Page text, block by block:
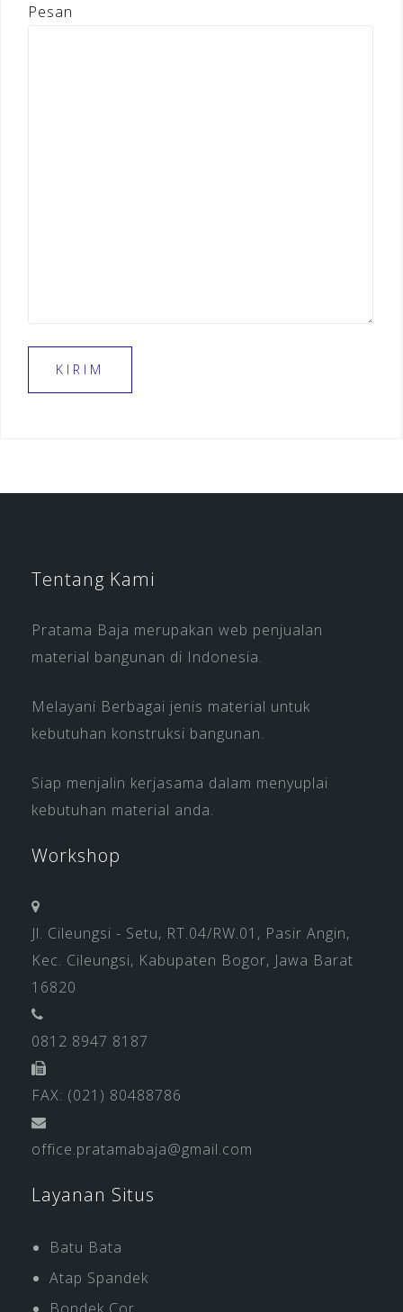
Pesan
Tentang Kami
Pratama Baja merupakan web penjualan
material bangunan di Indonesia.
Melayani Berbagai jenis material untuk
kebutuhan konstruksi bangunan.
Siap menjalin kerjasama dalam menyuplai
kebutuhan material anda.
Workshop
Jl. Cileungsi - Setu, RT.04/RW.01, Pasir Angin,
Kec. Cileungsi, Kabupaten Bogor, Jawa Barat
16820
0812 8947 8187
FAX: (021) 80488786
office.pratamabaja@gmail.com
Layanan Situs
Batu Bata
Atap Spandek